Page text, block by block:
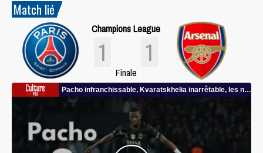
Match lié
Champions League
1 1
Finale